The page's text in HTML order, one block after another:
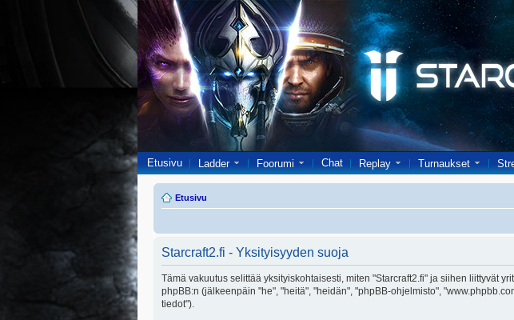
Etusivu Ladder Foorumi Chat Replay Turnaukset
Etusivu
Starcraft2.fi - Yksityisyyden suoja
Tämä vakuutus selittää yksityiskohtaisesti, miten "Starcraft2.fi" ja siihen liittyvät
phpBB:n (jälkeenpäin "he", "heitä", "heidän", "phpBB-ohjelmisto",
tiedot").